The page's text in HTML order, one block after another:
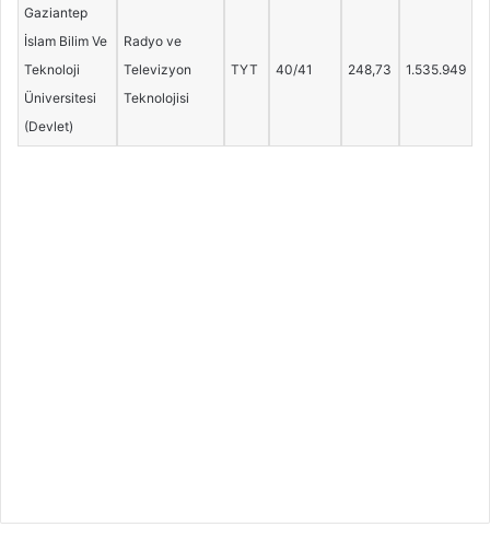
Gaziantep
İslam Bilim Ve
Teknoloji
Üniversitesi
(Devlet)
Radyo ve
Televizyon
Teknolojisi
TYT 40/41 248,73 1.535.949